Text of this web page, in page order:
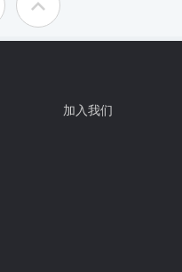
加入我们